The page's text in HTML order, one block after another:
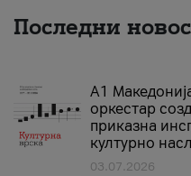
Последни
А1
оркестар
приказна
културно
03.07.2026